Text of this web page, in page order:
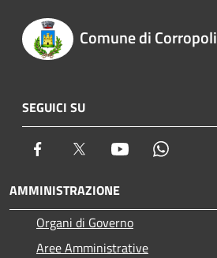
Comune di Corropoli
SEGUICI SU
Facebook Twitter Youtube
AMMINISTRAZIONE
Organi di Governo
Aree Amministrative